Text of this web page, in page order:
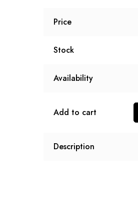
Price
Stock
Availability
Add to cart
Description